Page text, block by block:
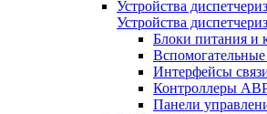
Устройства
Устройства
Блоки питания и
Интерфейсы
Контроллеры
Панели